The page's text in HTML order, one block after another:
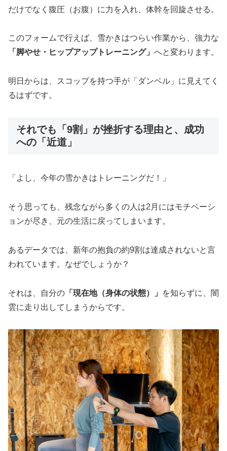
だけでなく腹圧（お腹）に力を入れ、体幹を回旋させる。
このフォームで行えば、雪かきはつらい作業から、強力な
「脚やせ・ヒップアップトレーニング」 へと変わります。
明日からは、スコップを持つ手が「ダンベル」に見えてく
るはずです。
それでも「9割」が挫折する理由と、成功
への「近道」
「よし、今年の雪かきはトレーニングだ！」
そう思っても、残念ながら多くの人は2月にはモチベーシ
ョンが尽き、元の生活に戻ってしまいます。
あるデータでは、新年の抱負の約9割は達成されないと言
われています。なぜでしょうか？
それは、自分の 「現在地（身体の状態）」
を知らずに、闇
雲に走り出してしまうからです。